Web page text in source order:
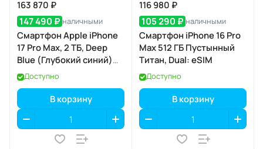
163 870 ₽
147 490 ₽ наличными
Смартфон Apple iPhone
17 Pro Max, 2 ТБ, Deep
Blue (Глубокий синий)
Dual eSIM
Доступно
В корзину
116 980 ₽
105 290 ₽ наличными
Смартфон iPhone 16 Pro
Max 512 ГБ Пустынный
Титан, Dual: eSIM
Доступно
В корзину